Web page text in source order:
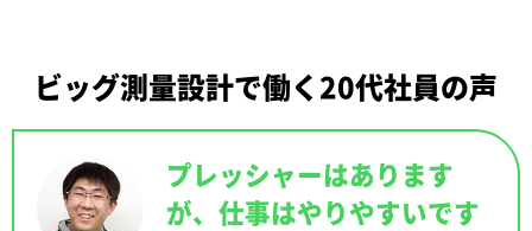
ビッグ測量設計で働く20代社員の声
プレッシャーはあります
が、仕事はやりやすいです